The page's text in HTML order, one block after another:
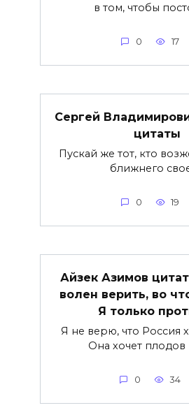
в том, чтобы
0 17
Сергей
цитаты
Пускай же тот, кто
ближнего
0 19
Айзек Азимов
волен верить, во
Я только
Я не верю, что Россия
Она хочет плодов
0 34